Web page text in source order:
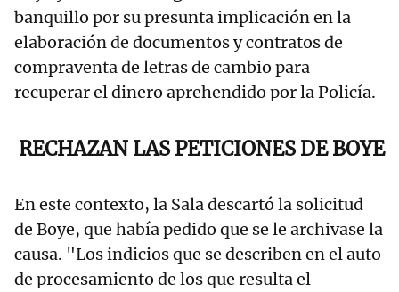
banquillo por su presunta implicación en la
elaboración de documentos y contratos de
compraventa de letras de cambio para
recuperar el dinero aprehendido por la Policía.
RECHAZAN LAS PETICIONES DE BOYE
En este contexto, la Sala descartó la solicitud
de Boye, que había pedido que se le archivase la
causa. "Los indicios que se describen en el auto
de procesamiento de los que resulta el